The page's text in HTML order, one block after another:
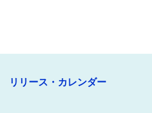
リリース・カレンダー